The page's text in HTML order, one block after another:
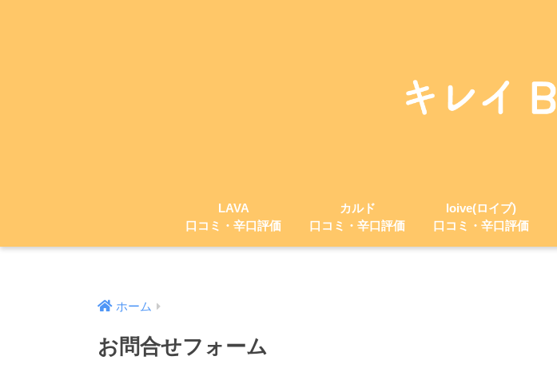
LAVA
口コミ・辛口評価
カルド
口コミ・辛口評価
loive(ロイブ)
口コミ・辛口評価
ホーム
お問合せフォーム